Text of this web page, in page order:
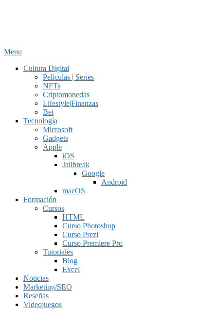
Menu
Cultura Digital
Películas | Series
NFTs
Criptomonedas
Lifestyle|Finanzas
Bet
Tecnología
Microsoft
Gadgets
Apple
iOS
Jailbreak
Google
Android
macOS
Formación
Cursos
HTML
Curso Photoshop
Curso Prezi
Curso Premiere Pro
Tutoriales
Blog
Excel
Noticias
Marketing/SEO
Reseñas
Videojuegos